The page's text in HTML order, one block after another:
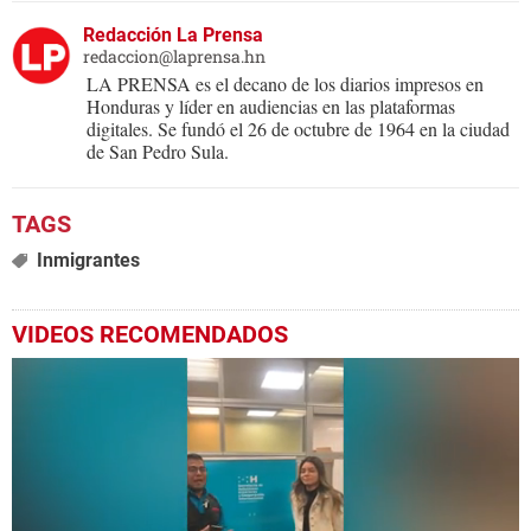
Redacción La Prensa
redaccion@laprensa.hn
LA PRENSA es el decano de los diarios impresos en
Honduras y líder en audiencias en las plataformas
digitales. Se fundó el 26 de octubre de 1964 en la ciudad
de San Pedro Sula.
Inmigrantes
VIDEOS RECOMENDADOS